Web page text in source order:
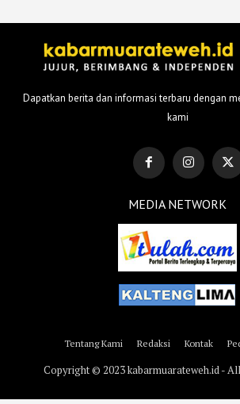
Dapatkan berita dan informasi terbaru dengan
kami
MEDIA NETWORK
Tentang Kami Redaksi Kontak
Copyright © 2023 kabarmuarateweh.id -